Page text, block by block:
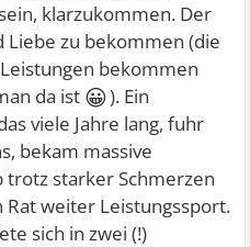
klarzukommen. Der
Liebe zu bekommen (die
bekommen
da ist 😀). Ein
viele Jahre lang, fuhr
bekam massive
starker Schmerzen
weiter Leistungssport.
sich in zwei (!)